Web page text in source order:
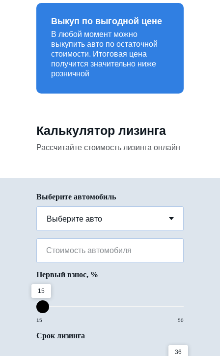
В любой момент можно
выкупить авто по остаточной
стоимости. Итоговая цена
получится значительно ниже
розничной
Выкуп по выгодной цене
Калькулятор лизинга
Рассчитайте стоимость лизинга онлайн
Выберите автомобиль
Стоимость автомобиля
Первый взнос, %
15
15 50
Срок лизинга
36